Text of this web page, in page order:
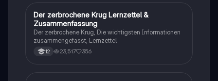
Deutsch
Der zerbrochene Krug Lernzettel &
Zusammenfassung
Der zerbrochene Krug, Die wichtigsten Informationen
zusammengefasst, Lernzettel
12 23,517 356